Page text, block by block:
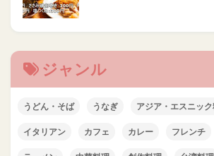
ジャンル
うどん・そば うなぎ アジア・エスニッ
イタリアン カフェ カレー フレンチ